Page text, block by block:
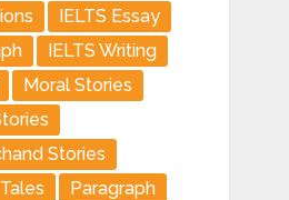
IELTS Essay
IELTS Writing
Moral Stories
Stories
Paragraph